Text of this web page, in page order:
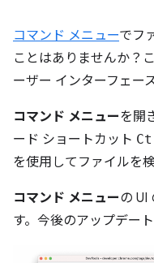
コマンド メニューでフ
ことはありませんか？こ
ーザー インターフェー
コマンド メニューを開
ード ショートカット
を使用してファイルを検
コマンド メニューの UI
す。今後のアップデー